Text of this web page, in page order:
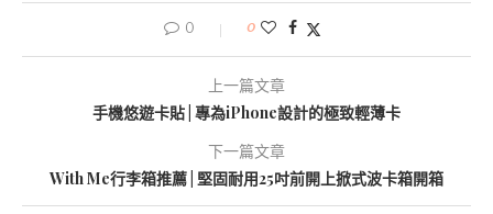
0 0
上一篇文章
手機悠遊卡貼 | 專為iPhone設計的極致輕薄卡
下一篇文章
With Me行李箱推薦 | 堅固耐用25吋前開上掀式波卡箱開箱